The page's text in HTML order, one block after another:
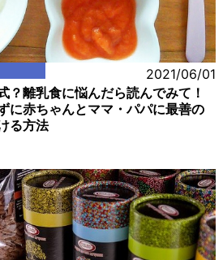
2021/06/01
？離乳食に悩んだら読んでみて！
に赤ちゃんとママ・パパに最善の
る方法